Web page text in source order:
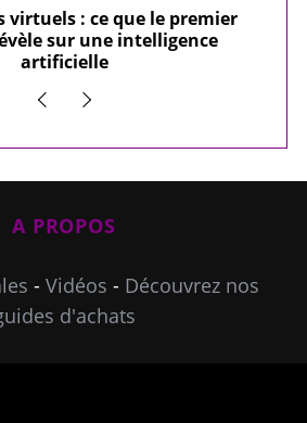
à essayer absolument
A PROPOS
- Vidéos - Découvrez nos
d'achats